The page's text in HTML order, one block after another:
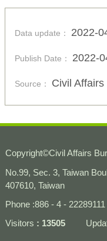
Data update： 2022-
Publish Date： 2022-
Source： Civil Affairs
Copyright©Civil Affairs
No.99, Sec. 3, Taiwan
407610, Taiwan
Phone :886 - 4 -
Visitors
13505